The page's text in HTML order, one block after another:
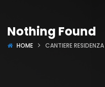
Nothing Found
HOME CANTIERE